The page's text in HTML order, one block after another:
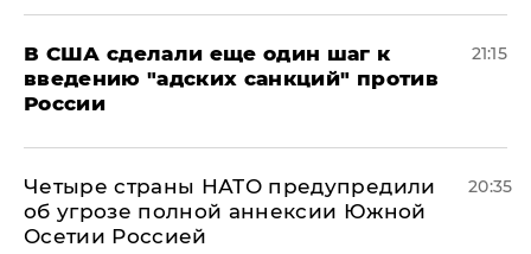
В США сделали еще один шаг к
введению "адских санкций" против
России
21:15
Четыре страны НАТО предупредили
об угрозе полной аннексии Южной
Осетии Россией
20:35